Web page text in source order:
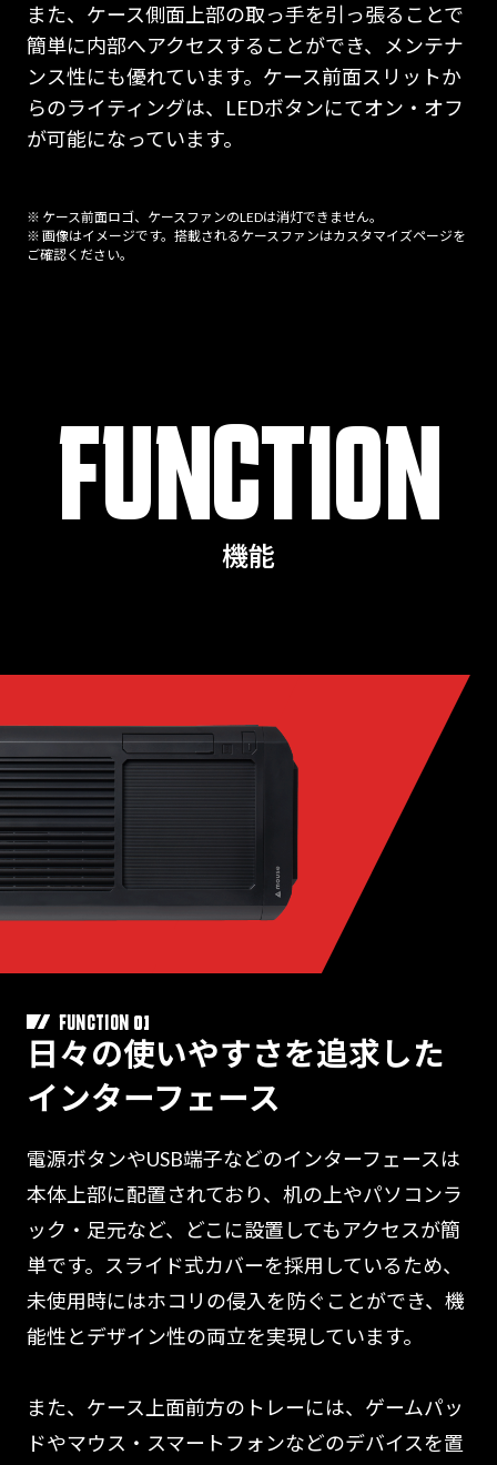
また、ケース側面上部の取っ手を引っ張ることで
簡単に内部へアクセスすることができ、メンテナ
ンス性にも優れています。ケース前面スリットか
らのライティングは、LEDボタンにてオン・オフ
が可能になっています。
※ ケース前面ロゴ、ケースファンのLEDは消灯できません。
※ 画像はイメージです。搭載されるケースファンはカスタマイズページを
ご確認ください。
FUNCTION
機能
FUNCTION 01
日々の使いやすさを追求した
インターフェース
電源ボタンやUSB端子などのインターフェースは
本体上部に配置されており、机の上やパソコンラ
ック・足元など、どこに設置してもアクセスが簡
単です。スライド式カバーを採用しているため、
未使用時にはホコリの侵入を防ぐことができ、機
能性とデザイン性の両立を実現しています。
また、ケース上面前方のトレーには、ゲームパッ
ドやマウス・スマートフォンなどのデバイスを置